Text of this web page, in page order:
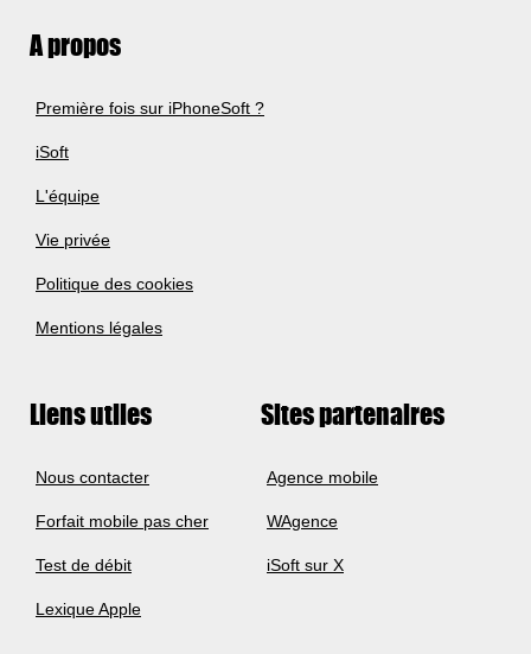
A propos
Première fois sur iPhoneSoft ?
iSoft
L'équipe
Vie privée
Politique des cookies
Mentions légales
Liens utiles
Nous contacter
Forfait mobile pas cher
Test de débit
Lexique Apple
Sites partenaires
Agence mobile
WAgence
iSoft sur X